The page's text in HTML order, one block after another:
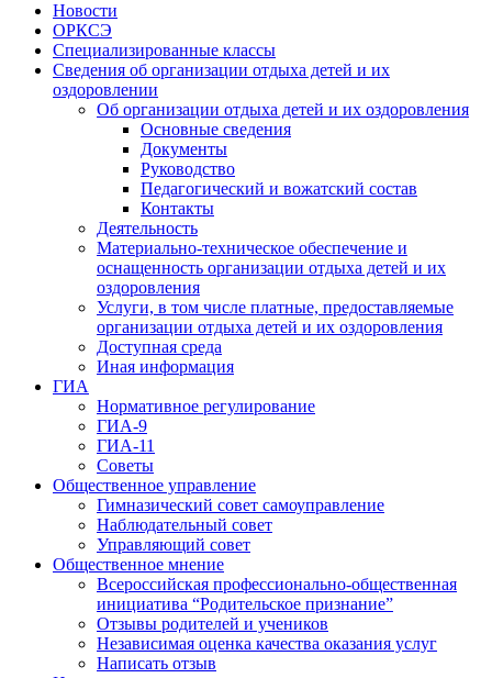
Новости
ОРКСЭ
Специализированные классы
Сведения об организации отдыха детей и их
оздоровлении
Об организации отдыха детей и их оздоровления
Основные сведения
Документы
Руководство
Педагогический и вожатский состав
Контакты
Деятельность
Материально-техническое обеспечение и
оснащенность организации отдыха детей и их
оздоровления
Услуги, в том числе платные, предоставляемые
организации отдыха детей и их оздоровления
Доступная среда
Иная информация
ГИА
Нормативное регулирование
ГИА-9
ГИА-11
Советы
Общественное управление
Гимназический совет самоуправление
Наблюдательный совет
Управляющий совет
Общественное мнение
Всероссийская профессионально-общественная
инициатива “Родительское признание”
Отзывы родителей и учеников
Независимая оценка качества оказания услуг
Написать отзыв